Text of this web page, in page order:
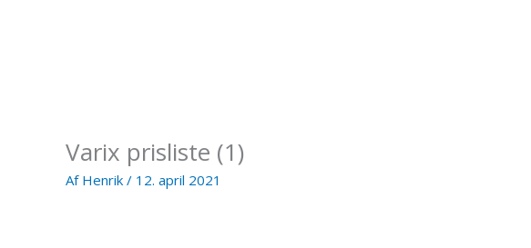
Varix prisliste (1)
Af Henrik / 12. april 2021